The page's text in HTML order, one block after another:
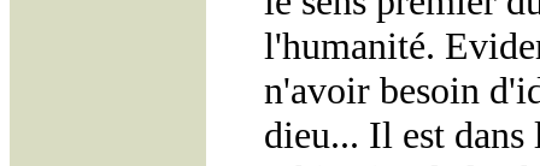
l'humanité.
n'avoir besoin
dieu... Il est